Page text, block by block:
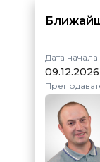
Дата начала
09.12.2026